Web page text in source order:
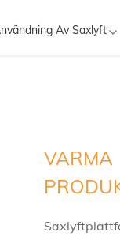
Av Saxlyft
VARMA